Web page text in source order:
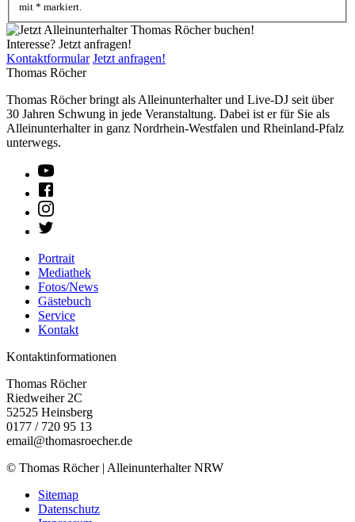
mit * markiert.
Interesse? Jetzt anfragen!
Kontaktformular Jetzt anfragen!
Thomas Röcher
Thomas Röcher bringt als Alleinunterhalter und Live-DJ seit über
30 Jahren Schwung in jede Veranstaltung. Dabei ist er für Sie als
Alleinunterhalter in ganz Nordrhein-Westfalen und Rheinland-Pfalz
unterwegs.
Portrait
Mediathek
Fotos/News
Gästebuch
Service
Kontakt
Kontaktinformationen
Thomas Röcher
Riedweiher 2C
52525 Heinsberg
0177 / 720 95 13
email@thomasroecher.de
© Thomas Röcher | Alleinunterhalter NRW
Sitemap
Datenschutz